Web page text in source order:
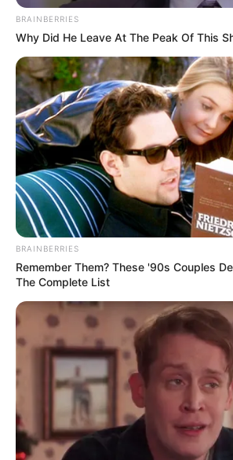
Leer más:Suspensión de licencia de
cuántas multas me la quitan?
Las cifras indican que un solo vehículo
puede
reducir en más del 50 % la
circulaciónyduplicar el tiempo de
zonas con alta demanda vehicular. Por
BRAINBERRIES
Why Did He Leave At The Peak Of This
BRAINBERRIES
Remember Them? These '90s Couples
The Complete List